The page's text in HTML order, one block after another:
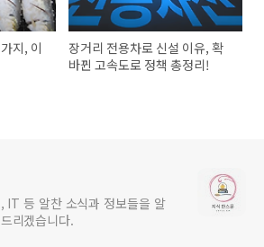
지, 이
장거리 전용차로 신설 이유, 확
바뀐 고속도로 정책 총정리!
IT 등 알찬 소식과 정보들을 알
리겠습니다.